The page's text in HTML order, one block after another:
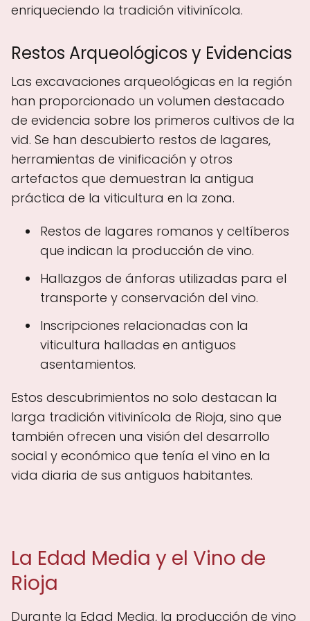
enriqueciendo la tradición vitivinícola.
Restos Arqueológicos y Evidencias
Las excavaciones arqueológicas en la región
han proporcionado un volumen destacado
de evidencia sobre los primeros cultivos de la
vid. Se han descubierto restos de lagares,
herramientas de vinificación y otros
artefactos que demuestran la antigua
práctica de la viticultura en la zona.
Restos de lagares romanos y celtíberos
que indican la producción de vino.
Hallazgos de ánforas utilizadas para el
transporte y conservación del vino.
Inscripciones relacionadas con la
viticultura halladas en antiguos
asentamientos.
Estos descubrimientos no solo destacan la
larga tradición vitivinícola de Rioja, sino que
también ofrecen una visión del desarrollo
social y económico que tenía el vino en la
vida diaria de sus antiguos habitantes.
La Edad Media y el Vino de
Rioja
Durante la Edad Media, la producción de vino